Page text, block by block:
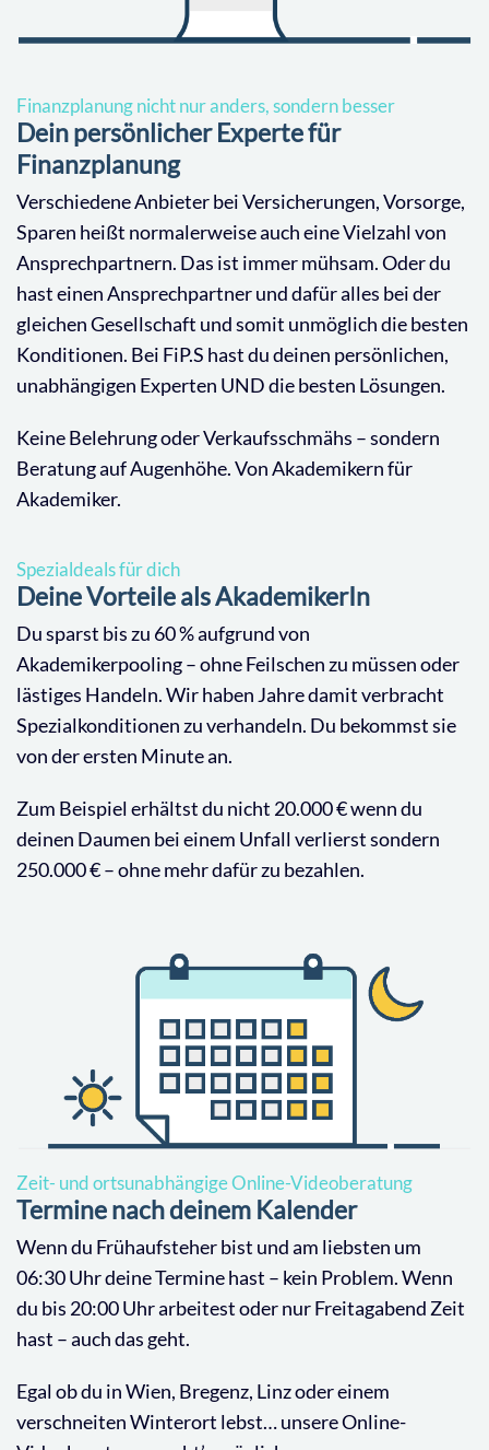
Finanzplanung nicht nur anders, sondern besser
Dein persönlicher Experte für
Finanzplanung
Verschiedene Anbieter bei Versicherungen, Vorsorge,
Sparen heißt normalerweise auch eine Vielzahl von
Ansprechpartnern. Das ist immer mühsam. Oder du
hast einen Ansprechpartner und dafür alles bei der
gleichen Gesellschaft und somit unmöglich die besten
Konditionen. Bei FiP.S hast du deinen persönlichen,
unabhängigen Experten UND die besten Lösungen.
Keine Belehrung oder Verkaufsschmähs – sondern
Beratung auf Augenhöhe. Von Akademikern für
Akademiker.
Spezialdeals für dich
Deine Vorteile als AkademikerIn
Du sparst bis zu 60 % aufgrund von
Akademikerpooling – ohne Feilschen zu müssen oder
lästiges Handeln. Wir haben Jahre damit verbracht
Spezialkonditionen zu verhandeln. Du bekommst sie
von der ersten Minute an.
Zum Beispiel erhältst du nicht 20.000 € wenn du
deinen Daumen bei einem Unfall verlierst sondern
250.000 € – ohne mehr dafür zu bezahlen.
Zeit- und ortsunabhängige Online-Videoberatung
Termine nach deinem Kalender
Wenn du Frühaufsteher bist und am liebsten um
06:30 Uhr deine Termine hast – kein Problem. Wenn
du bis 20:00 Uhr arbeitest oder nur Freitagabend Zeit
hast – auch das geht.
Egal ob du in Wien, Bregenz, Linz oder einem
verschneiten Winterort lebst… unsere Online-